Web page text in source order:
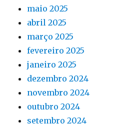
maio 2025
abril 2025
março 2025
fevereiro 2025
janeiro 2025
dezembro 2024
novembro 2024
outubro 2024
setembro 2024